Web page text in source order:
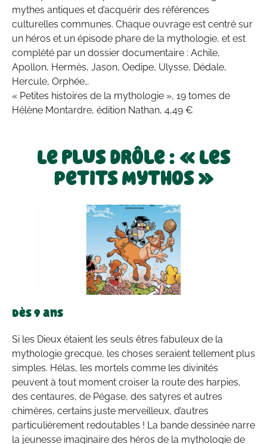
mythes antiques et d’acquérir des références
culturelles communes. Chaque ouvrage est centré sur
un héros et un épisode phare de la mythologie, et est
complété par un dossier documentaire : Achile,
Apollon, Hermès, Jason, Oedipe, Ulysse, Dédale,
Hercule, Orphée…
« Petites histoires de la mythologie », 19 tomes de
Hélène Montardre, édition Nathan, 4,49 €
Le plus drôle : « Les
Petits Mythos »
Dès 9 ans
Si les Dieux étaient les seuls êtres fabuleux de la
mythologie grecque, les choses seraient tellement plus
simples. Hélas, les mortels comme les divinités
peuvent à tout moment croiser la route des harpies,
des centaures, de Pégase, des satyres et autres
chimères, certains juste merveilleux, d’autres
particulièrement redoutables ! La bande dessinée narre
la jeunesse imaginaire des héros de la mythologie de